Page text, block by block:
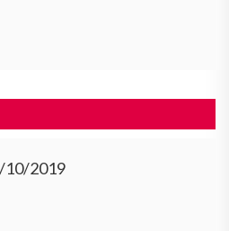
10/2019